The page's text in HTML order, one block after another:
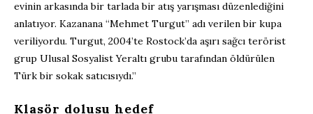
evinin arkasında bir tarlada bir atış yarışması düzenlediğini
anlatıyor. Kazanana “Mehmet Turgut” adı verilen bir kupa
veriliyordu. Turgut, 2004’te Rostock’da aşırı sağcı terörist
grup Ulusal Sosyalist Yeraltı grubu tarafından öldürülen
Türk bir sokak satıcısıydı.”
Klasör dolusu hedef